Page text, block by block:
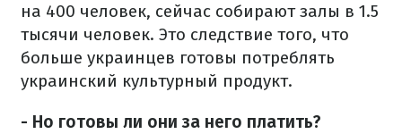
на 400 человек, сейчас собирают залы в 1.5
тысячи человек. Это следствие того, что
больше украинцев готовы потреблять
украинский культурный продукт.
- Но готовы ли они за него платить?